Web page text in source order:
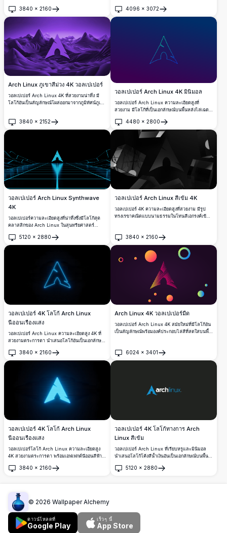
หรูหรา
3840 × 2160
เปิด
สก์ท็อปความละเอียดสูงสุดที่สมบูรณ์แบบสำหรับ
นักพัฒนาและผู้ที่ชื่นชอบ Linux ที่แสวงหาความ
4096 × 3072
เปิด
Arch Linux ภูเขาสีม่วง 4K วอลเปเปอร์
วอลเปเปอร์ Arch Linux 4K ที่สวยงามน่าทึ่ง มี
โลโก้อันเป็นสัญลักษณ์โผล่ออกมาจากภูมิทัศน์ภูเขา
บรรยากาศ เหมาะอย่างยิ่งสำหรับหน้าจอเดสก์ท็อป
และมือถือที่แสวงหาความสวยงามแบบมินิมอลที่
3840 × 2152
เปิด
วอลเปเปอร์ Arch Linux 4K มินิมอล
วอลเปเปอร์ Arch Linux ความละเอียดสูงที่
สวยงาม มีโลโก้ที่เป็นเอกลักษณ์บนพื้นหลังไล่เฉด
สก์ท็อปด้วยดีไซน์ที่สะอาดและมินิมอล ที่แสดงให้
เห็นถึงแบรนดิ้ง Arch ที่โดดเด่นในคุณภาพ 4K ที่
4480 × 2800
เปิด
วอลเปเปอร์ Arch Linux Synthwave
4K
วอลเปเปอร์ความละเอียดสูงที่น่าทึ่งซึ่งมีโลโก้สุด
คลาสสิกของ Arch Linux ในสุนทรียศาสตร์
ต่อหน้าตาข่ายนีออนเรขาคณิตและสถาปัตยกรรม
สามเหลี่ยมเรืองแสง สร้างการผสมผสานที่สมบูรณ์
การคำนวณแบบโอเพนซอร์ส
5120 × 2880
เปิด
วอลเปเปอร์ Arch Linux สีเข้ม 4K
วอลเปเปอร์ 4K ความละเอียดสูงที่สวยงาม มีรูป
ทรงเรขาคณิตแบบนามธรรมในโทนสีเอกรงค์เข้ม
ประกอบการออกแบบสีดำและสีเทาที่ซับซ้อน ซึ่ง
เข้ากันได้กับการตั้งค่าธีมเข้มใดๆ
3840 × 2160
เปิด
วอลเปเปอร์ 4K โลโก้ Arch Linux
นีออนเรืองแสง
วอลเปเปอร์ Arch Linux ความละเอียดสูง 4K ที่
สวยงามตระการตา นำเสนอโลโก้อันเป็นเอกลักษณ์
หลังสีดำลึก เหมาะสำหรับเดสก์ท็อปธีมมืดและผู้ที่
ชื่นชอบ Linux
3840 × 2160
เปิด
Arch Linux 4K วอลเปเปอร์มืด
วอลเปเปอร์ Arch Linux 4K สมัยใหม่ที่มีโลโก้อัน
เป็นสัญลักษณ์พร้อมองค์ประกอบไล่สีที่สดใสบนพื้น
หลังเดสก์ท็อปและมือถือ
6024 × 3401
เปิด
วอลเปเปอร์ 4K โลโก้ Arch Linux
นีออนเรืองแสง
วอลเปเปอร์โลโก้ Arch Linux ความละเอียดสูง
4K สวยงามตระการตา พร้อมเอฟเฟกต์นีออนสีฟ้า
แต่งเดสก์ท็อปด้วยสไตล์ไซเบอร์พังก์ที่เก๋ไก๋
3840 × 2160
เปิด
วอลเปเปอร์ 4K โลโก้ทางการ Arch
Linux สีเข้ม
วอลเปเปอร์ Arch Linux ที่เรียบหรูและมินิมอล
นำเสนอโลโก้โค้งสีน้ำเงินอันเป็นเอกลักษณ์บนพื้น
ชอบ Linux ที่ต้องการความสวยงามของเดสก์ท็อป
5120 × 2880
เปิด
© 2026 Wallpaper Alchemy
ดาวน์โหลดที่
Google Play
เร็วๆ นี้
App Store